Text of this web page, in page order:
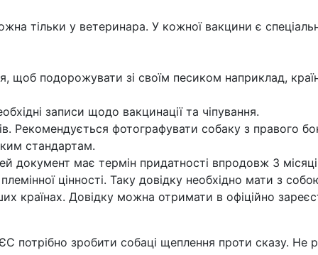
тільки у ветеринара. У кожної вакцини є
щоб подорожувати зі своїм песиком наприклад,
записи щодо вакцинації та чіпування.
Рекомендується фотографувати собаку з правого
стандартам.
документ має термін придатності впродовж 3
цінності. Таку довідку необхідно мати з
країнах. Довідку можна отримати в офіційно
зробити собаці щеплення проти сказу. Не